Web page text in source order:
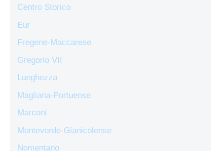
Centro Storico
Eur
Fregene-Maccarese
Gregorio VII
Lunghezza
Magliana-Portuense
Marconi
Monteverde-Gianicolense
Nomentano